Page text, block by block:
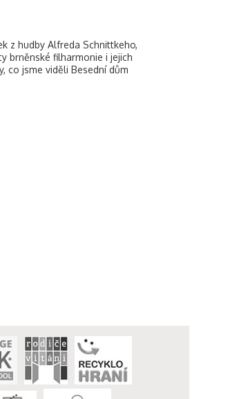
z hudby Alfreda Schnittkeho,
brněnské filharmonie i jejich
co jsme viděli Besední dům